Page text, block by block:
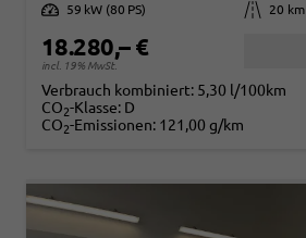
Leistung
59 kW (80 PS) Kilometerstand 20 km
18.280,– €
incl. 19% MwSt.
Verbrauch kombiniert: 5,30 l/100km
CO2-Klasse: D
CO2-Emissionen: 121,00 g/km